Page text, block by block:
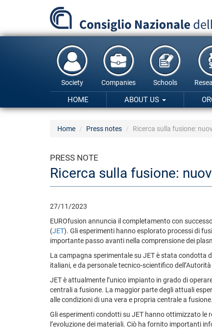
content
Society Companies Schools
HOME ABOUT US
Home Press notes Ricerca sulla fusione:
PRESS NOTE
Ricerca sulla fusione:
27/11/2023
EUROfusion annuncia il completamento con
(JET). Gli esperimenti hanno esplorato processi di
importante passo avanti nella comprensione dei
La campagna sperimentale su JET è stata condotta
italiani, e da personale tecnico-scientifico
JET è attualmente l’unico impianto in grado di
centrali a fusione. La maggior parte degli attuali
alle condizioni di una vera e propria centrale a fusione.
Gli esperimenti condotti su JET hanno ottimizzato le
l’evoluzione dei materiali. Ciò ha fornito importanti